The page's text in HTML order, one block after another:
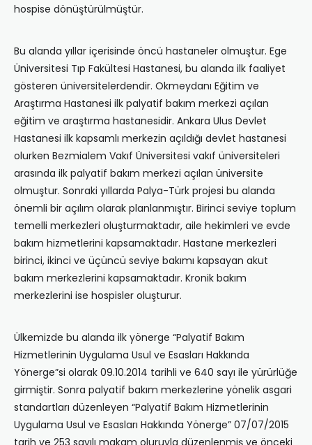
hospise dönüştürülmüştür.
Bu alanda yıllar içerisinde öncü hastaneler olmuştur. Ege
Üniversitesi Tıp Fakültesi Hastanesi, bu alanda ilk faaliyet
gösteren üniversitelerdendir. Okmeydanı Eğitim ve
Araştırma Hastanesi ilk palyatif bakım merkezi açılan
eğitim ve araştırma hastanesidir. Ankara Ulus Devlet
Hastanesi ilk kapsamlı merkezin açıldığı devlet hastanesi
olurken Bezmialem Vakıf Üniversitesi vakıf üniversiteleri
arasında ilk palyatif bakım merkezi açılan üniversite
olmuştur. Sonraki yıllarda Palya-Türk projesi bu alanda
önemli bir açılım olarak planlanmıştır. Birinci seviye toplum
temelli merkezleri oluşturmaktadır, aile hekimleri ve evde
bakım hizmetlerini kapsamaktadır. Hastane merkezleri
birinci, ikinci ve üçüncü seviye bakımı kapsayan akut
bakım merkezlerini kapsamaktadır. Kronik bakım
merkezlerini ise hospisler oluşturur.
Ülkemizde bu alanda ilk yönerge “Palyatif Bakım
Hizmetlerinin Uygulama Usul ve Esasları Hakkında
Yönerge”si olarak 09.10.2014 tarihli ve 640 sayı ile yürürlüğe
girmiştir. Sonra palyatif bakım merkezlerine yönelik asgari
standartları düzenleyen “Palyatif Bakım Hizmetlerinin
Uygulama Usul ve Esasları Hakkında Yönerge” 07/07/2015